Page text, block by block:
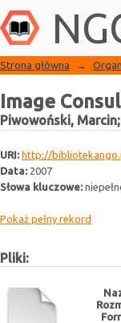
Image
Biblioteka NGO
Strona główna →
Image
Piwowoński, Marcin;
URI: http://
Data: 2007
Słowa kluczowe:
Pokaż pełny rekord
Pliki: